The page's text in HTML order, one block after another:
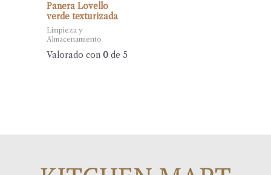
Panera Lovello
verde texturizada
Limpieza y
Almacenamiento
Valorado con0 de 5